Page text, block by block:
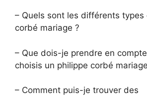
– Quels sont les différents types
corbé mariage ?
– Que dois-je prendre en
choisis un philippe corbé
– Comment puis-je trouver des